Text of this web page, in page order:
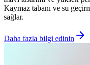
Kaymaz tabanı ve su
sağlar.
Daha fazla bilgi edinin